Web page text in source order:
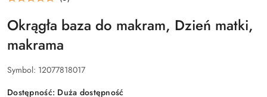
Okrągła baza do makram, Dzień matki,
makrama
Symbol: 12077818017
Dostępność: Duża dostępność